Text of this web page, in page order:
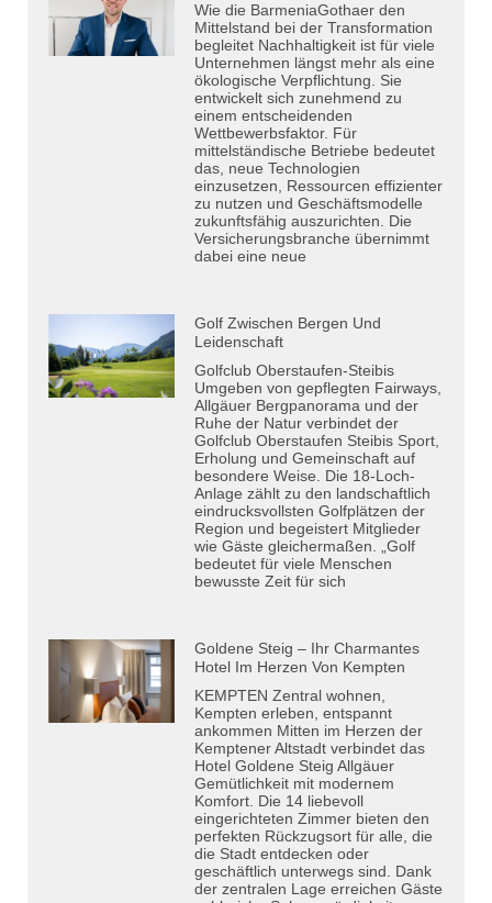
Wie die BarmeniaGothaer den
Mittelstand bei der Transformation
begleitet Nachhaltigkeit ist für viele
Unternehmen längst mehr als eine
ökologische Verpflichtung. Sie
entwickelt sich zunehmend zu
einem entscheidenden
Wettbewerbsfaktor. Für
mittelständische Betriebe bedeutet
das, neue Technologien
einzusetzen, Ressourcen effizienter
zu nutzen und Geschäftsmodelle
zukunftsfähig auszurichten. Die
Versicherungsbranche übernimmt
dabei eine neue
Golf Zwischen Bergen Und
Leidenschaft
Golfclub Oberstaufen-Steibis
Umgeben von gepflegten Fairways,
Allgäuer Bergpanorama und der
Ruhe der Natur verbindet der
Golfclub Oberstaufen Steibis Sport,
Erholung und Gemeinschaft auf
besondere Weise. Die 18-Loch-
Anlage zählt zu den landschaftlich
eindrucksvollsten Golfplätzen der
Region und begeistert Mitglieder
wie Gäste gleichermaßen. „Golf
bedeutet für viele Menschen
bewusste Zeit für sich
Goldene Steig – Ihr Charmantes
Hotel Im Herzen Von Kempten
KEMPTEN Zentral wohnen,
Kempten erleben, entspannt
ankommen Mitten im Herzen der
Kemptener Altstadt verbindet das
Hotel Goldene Steig Allgäuer
Gemütlichkeit mit modernem
Komfort. Die 14 liebevoll
eingerichteten Zimmer bieten den
perfekten Rückzugsort für alle, die
die Stadt entdecken oder
geschäftlich unterwegs sind. Dank
der zentralen Lage erreichen Gäste